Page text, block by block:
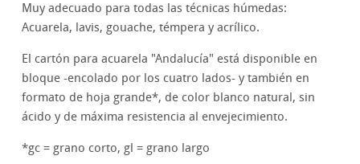
Muy adecuado para todas las técnicas húmedas:
Acuarela, lavis, gouache, témpera y acrílico.
El cartón para acuarela "Andalucía" está disponible en
bloque -encolado por los cuatro lados- y también en
formato de hoja grande*, de color blanco natural, sin
ácido y de máxima resistencia al envejecimiento.
*gc = grano corto, gl = grano largo